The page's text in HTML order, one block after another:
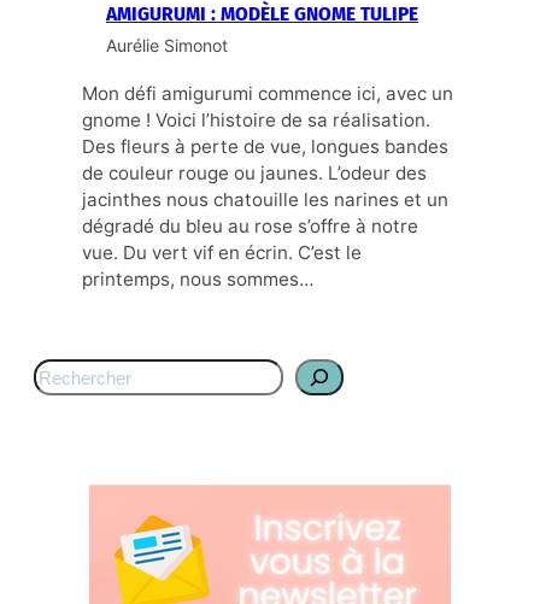
AMIGURUMI : MODÈLE GNOME TULIPE
Aurélie Simonot
Mon défi amigurumi commence ici, avec un
gnome ! Voici l’histoire de sa réalisation.
Des fleurs à perte de vue, longues bandes
de couleur rouge ou jaunes. L’odeur des
jacinthes nous chatouille les narines et un
dégradé du bleu au rose s’offre à notre
vue. Du vert vif en écrin. C’est le
printemps, nous sommes…
S
e